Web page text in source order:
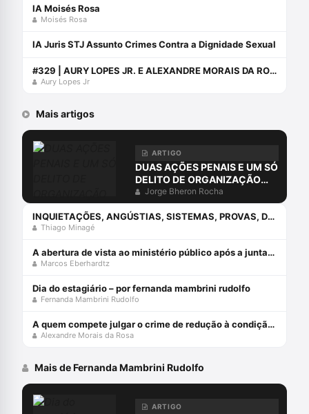
IA Moisés Rosa
Moisés Rosa
IA Juris STJ Assunto Crimes Contra a Dignidade Sexual
#329 | AURY LOPES JR. E ALEXANDRE MORAIS DA ROSA ENTREVISTAM RODRIGO FAUCZ
Aury Lopes Jr
Mais artigos
ARTIGO
DUAS AÇÕES PENAIS E UM SÓ
DELITO DE ORGANIZAÇÃO
CRIMINOSA?
Jorge Bheron Rocha
INQUIETAÇÕES, ANGÚSTIAS, SISTEMAS, PROVAS, DIREITO E O ERRO DA COMPREENSÃO JURÍDICA ESTUDANDO APENAS O DIREITO.
Thiago Minagé
A abertura de vista ao ministério público após a juntada da resposta à acusação
Marcos Eberhardtz
Dia do estagiário – por fernanda mambrini rudolfo
Fernanda Mambrini Rudolfo
A quem compete julgar o crime de redução à condição análoga à escravo (cp, art. 149)?
Alexandre Morais da Rosa
Mais de Fernanda Mambrini Rudolfo
ARTIGO